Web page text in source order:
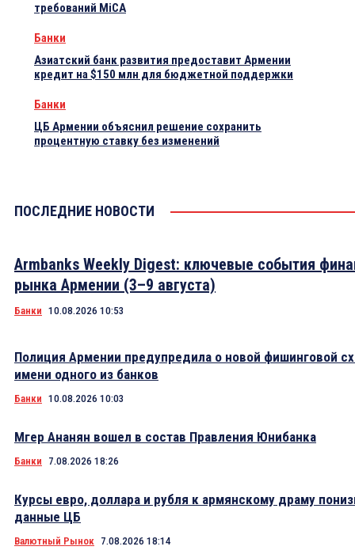
требований MiCA
Банки
Азиатский банк развития предоставит Армении
кредит на $150 млн для бюджетной поддержки
Банки
ЦБ Армении объяснил решение сохранить
процентную ставку без изменений
ПОСЛЕДНИЕ НОВОСТИ
Armbanks Weekly Digest: ключевые события
рынка Армении (3–9 августа)
Банки 10.08.2026 10:53
Полиция Армении предупредила о новой фишинговой
имени одного из банков
Банки 10.08.2026 10:03
Мгер Ананян вошел в состав Правления Юнибанка
Банки 7.08.2026 18:26
Курсы евро, доллара и рубля к армянскому драму
данные ЦБ
Валютный Рынок 7.08.2026 18:14